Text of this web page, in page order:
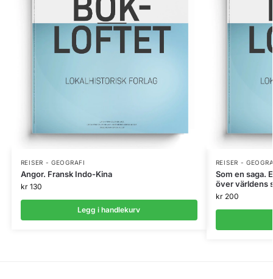
REISER - GEOGRAFI
Angor. Fransk Indo-Kina
kr130
Legg i handlekurv
REISER -
Som en saga.
över världens
kr200